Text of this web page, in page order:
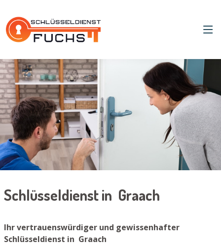
Schlüsseldienst in Graach
Ihr vertrauenswürdiger und gewissenhafter
Schlüsseldienst in Graach